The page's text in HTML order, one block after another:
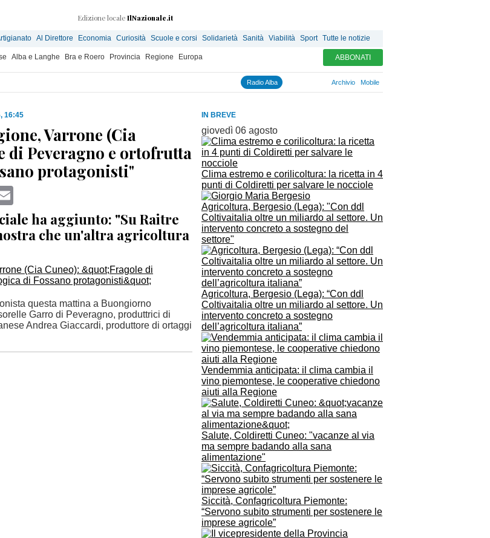
Edizione locale IlNazionale.it
Al Direttore Economia Curiosità Scuole e corsi Solidarietà Sanità Viabilità Sport Tutte le notizie
Alba e Langhe Bra e Roero Provincia Regione Europa ABBONATI
Radio Alba Archivio Mobile
IN BREVE
giovedì 06 agosto
Clima estremo e corilicoltura: la ricetta in 4
punti di Coldiretti per salvare le nocciole
Agricoltura, Bergesio (Lega): "Con ddl
Coltivaitalia oltre un miliardo al settore. Un
intervento concreto a sostegno del
settore"
Agricoltura, Bergesio (Lega): “Con ddl
Coltivaitalia oltre un miliardo al settore. Un
intervento concreto a sostegno
dell’agricoltura italiana”
Vendemmia anticipata: il clima cambia il
vino piemontese, le cooperative chiedono
aiuti alla Regione
Salute, Coldiretti Cuneo: "vacanze al via
ma sempre badando alla sana
alimentazione"
Siccità, Confagricoltura Piemonte:
“Servono subito strumenti per sostenere le
imprese agricole”
16:45
Varrone (Cia
di Peveragno e ortofrutta
protagonisti"
ha aggiunto: "Su Raitre
che un'altra agricoltura
questa mattina a Buongiorno
Garro di Peveragno, produttrici di
Andrea Giaccardi, produttore di ortaggi